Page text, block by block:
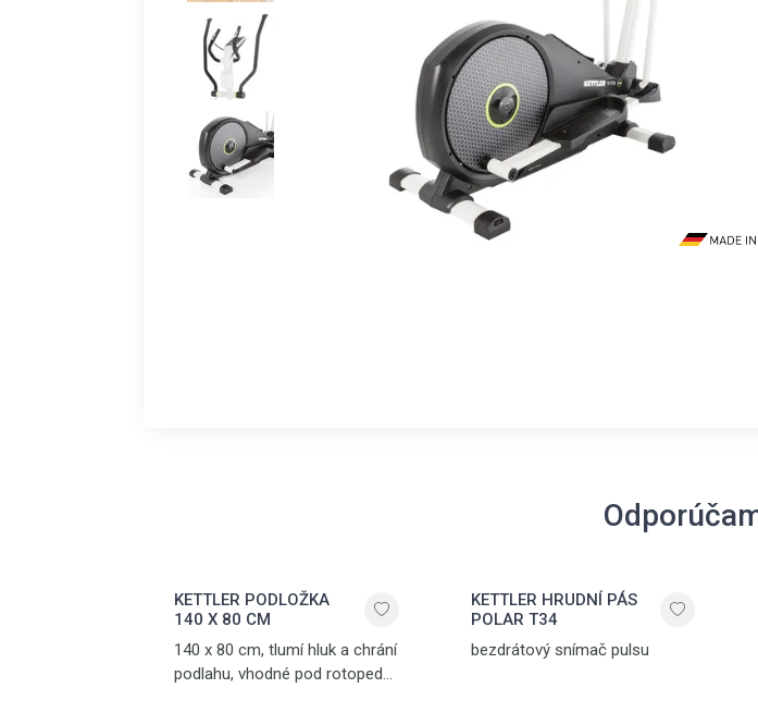
KETTLER PODLOŽKA
140 X 80 CM
140 x 80 cm, tlumí hluk a chrání
podlahu, vhodné pod rotopedy,
KETTLER HRUDNÍ PÁS
POLAR T34
bezdrátový snímač pulsu